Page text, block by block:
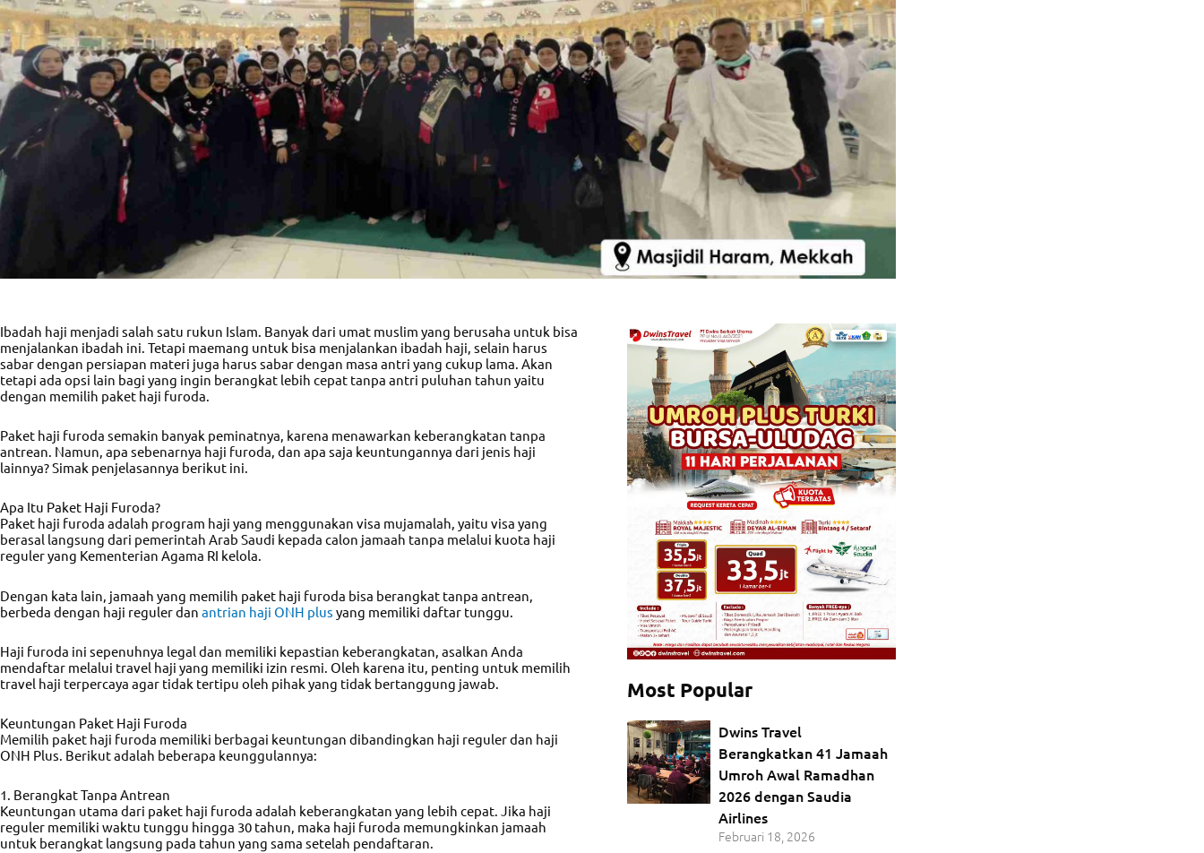
Ibadah haji menjadi salah satu rukun Islam. Banyak dari umat muslim yang berusaha untuk bisa
menjalankan ibadah ini. Tetapi maemang untuk bisa menjalankan ibadah haji, selain harus
sabar dengan persiapan materi juga harus sabar dengan masa antri yang cukup lama. Akan
tetapi ada opsi lain bagi yang ingin berangkat lebih cepat tanpa antri puluhan tahun yaitu
dengan memilih paket haji furoda.
Paket haji furoda semakin banyak peminatnya, karena menawarkan keberangkatan tanpa
antrean. Namun, apa sebenarnya haji furoda, dan apa saja keuntungannya dari jenis haji
lainnya? Simak penjelasannya berikut ini.
Apa Itu Paket Haji Furoda?
Paket haji furoda adalah program haji yang menggunakan visa mujamalah, yaitu visa yang
berasal langsung dari pemerintah Arab Saudi kepada calon jamaah tanpa melalui kuota haji
reguler yang Kementerian Agama RI kelola.
Dengan kata lain, jamaah yang memilih paket haji furoda bisa berangkat tanpa antrean,
berbeda dengan haji reguler dan antrian haji ONH plus yang memiliki daftar tunggu.
Haji furoda ini sepenuhnya legal dan memiliki kepastian keberangkatan, asalkan Anda
mendaftar melalui travel haji yang memiliki izin resmi. Oleh karena itu, penting untuk memilih
travel haji terpercaya agar tidak tertipu oleh pihak yang tidak bertanggung jawab.
Keuntungan Paket Haji Furoda
Memilih paket haji furoda memiliki berbagai keuntungan dibandingkan haji reguler dan haji
ONH Plus. Berikut adalah beberapa keunggulannya:
1. Berangkat Tanpa Antrean
Keuntungan utama dari paket haji furoda adalah keberangkatan yang lebih cepat. Jika haji
reguler memiliki waktu tunggu hingga 30 tahun, maka haji furoda memungkinkan jamaah
untuk berangkat langsung pada tahun yang sama setelah pendaftaran.
Most Popular
Dwins Travel
Berangkatkan 41 Jamaah
Umroh Awal Ramadhan
2026 dengan Saudia
Airlines
Februari 18, 2026